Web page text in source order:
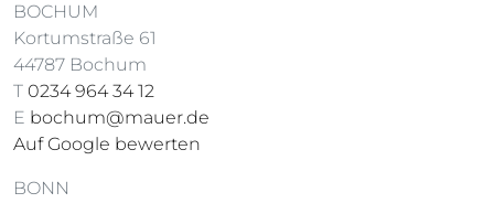
BOCHUM
Kortumstraße 61
44787 Bochum
T 0234 964 34 12
E bochum@mauer.de
Auf Google bewerten
BONN